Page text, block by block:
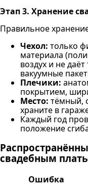
Этап 3. Хранение
Правильное
Чехол: только
материала
воздух и не
вакуумные
Плечики:
покрытием,
Место: тёмный,
храните в
Каждый год
положение
свадебным
Ошибка